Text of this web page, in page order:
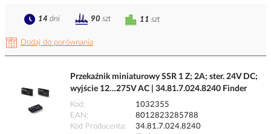
Dodaj do porównania
11 szt
14 dni 90 szt
Przekaźnik miniaturowy SSR 1 Z; 2A; ster. 24V DC;
wyjście 12…275V AC | 34.81.7.024.8240 Finder
Kod
1032355
EAN
8012823285788
Kod Producenta
34.81.7.024.8240